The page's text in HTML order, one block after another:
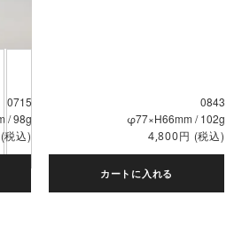
0715
/ 98g
(税込)
0843
φ77×H66mm / 102g
4,800円 (税込)
カートに入れる